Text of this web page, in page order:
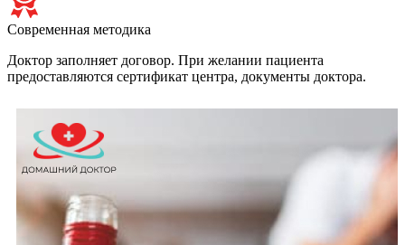
Современная методика
Доктор заполняет договор. При желании пациента
предоставляются сертификат центра, документы доктора.